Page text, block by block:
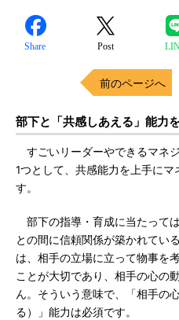
Share Post
前のページへ
部下と「共感しあえる」能力
すごいリーダーやできるマネ
1つとして、共感能力を上手に
す。
部下の指導・育成に当たって
との間に信頼関係が築かれてい
は、相手の立場に立って物事を
ことが大切であり、相手の心の
ん。そういう意味で、「相手の
る）」能力は必須です。